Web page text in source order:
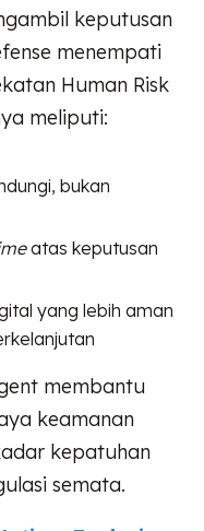
keputusan
menempati
Human Risk
meliputi:
bukan
atas keputusan
yang lebih aman
membantu
keamanan
kepatuhan
semata.